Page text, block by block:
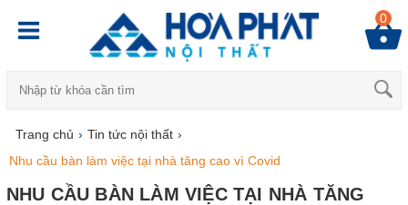
0
Trang chủ › Tin tức nội thất ›
Nhu cầu bàn làm việc tại nhà tăng cao vì Covid
NHU CẦU BÀN LÀM VIỆC TẠI NHÀ TĂNG